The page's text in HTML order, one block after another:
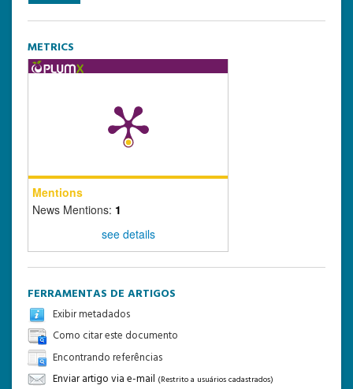
METRICS
Mentions
News Mentions: 1
see details
FERRAMENTAS DE ARTIGOS
Exibir metadados
Como citar este documento
Encontrando referências
Enviar artigo via e-mail (Restrito a usuários cadastrados)